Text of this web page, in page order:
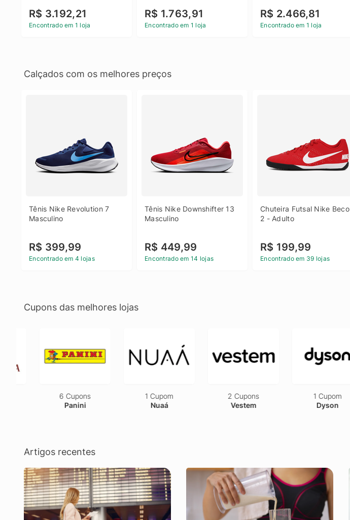
R$ 3.192,21
Encontrado em 1 loja
R$ 1.763,91
Encontrado em 1 loja
R$ 2.466,81
Encontrado em 1 loja
Calçados com os melhores preços
Tênis Nike Revolution 7
Masculino
R$ 399,99
Encontrado em 4 lojas
Tênis Nike Downshifter 13
Masculino
R$ 449,99
Encontrado em 14 lojas
Chuteira Futsal Nike Beco
2 - Adulto
R$ 199,99
Encontrado em 39 lojas
Cupons das melhores lojas
6 Cupons
Panini
1 Cupom
Nuaá
2 Cupons
Vestem
1 Cupom
Dyson
Artigos recentes